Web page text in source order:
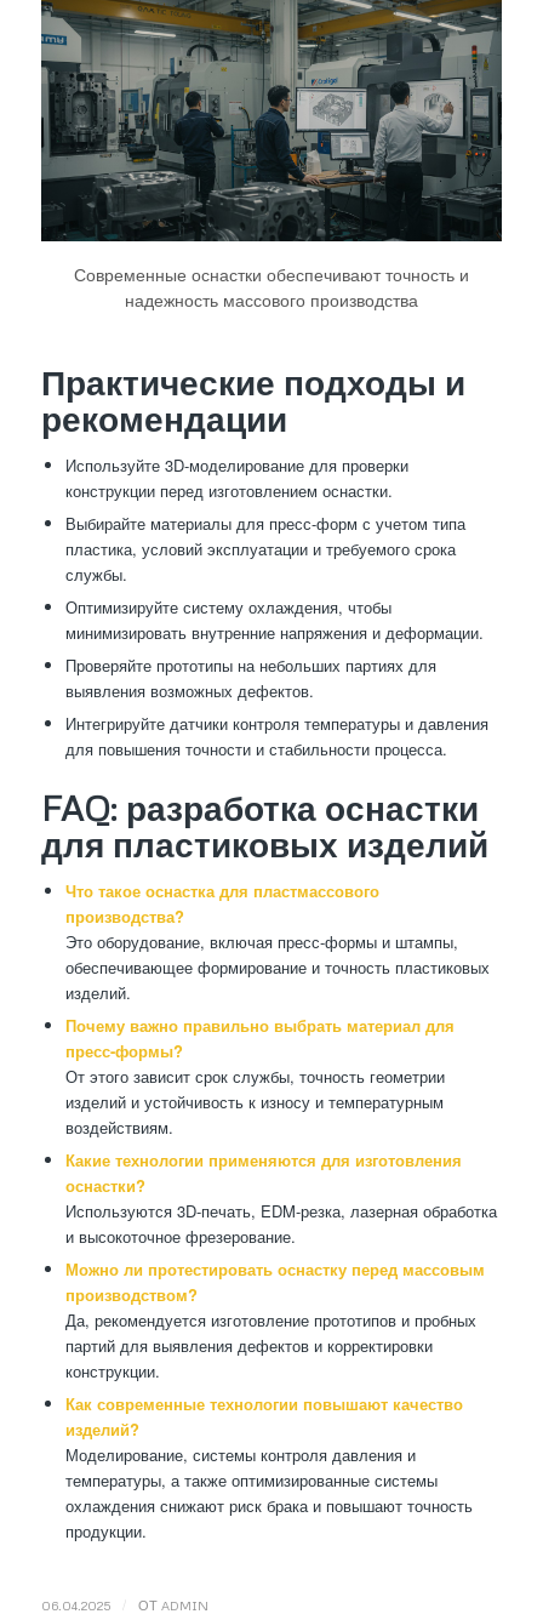
Современные оснастки обеспечивают точность и
надежность массового производства
Практические подходы и
рекомендации
Используйте 3D-моделирование для проверки
конструкции перед изготовлением оснастки.
Выбирайте материалы для пресс-форм с учетом типа
пластика, условий эксплуатации и требуемого срока
службы.
Оптимизируйте систему охлаждения, чтобы
минимизировать внутренние напряжения и деформации.
Проверяйте прототипы на небольших партиях для
выявления возможных дефектов.
Интегрируйте датчики контроля температуры и давления
для повышения точности и стабильности процесса.
FAQ: разработка оснастки
для пластиковых изделий
Что такое оснастка для пластмассового
производства?
Это оборудование, включая пресс-формы и штампы,
обеспечивающее формирование и точность пластиковых
изделий.
Почему важно правильно выбрать материал для
пресс-формы?
От этого зависит срок службы, точность геометрии
изделий и устойчивость к износу и температурным
воздействиям.
Какие технологии применяются для изготовления
оснастки?
Используются 3D-печать, EDM-резка, лазерная обработка
и высокоточное фрезерование.
Можно ли протестировать оснастку перед массовым
производством?
Да, рекомендуется изготовление прототипов и пробных
партий для выявления дефектов и корректировки
конструкции.
Как современные технологии повышают качество
изделий?
Моделирование, системы контроля давления и
температуры, а также оптимизированные системы
охлаждения снижают риск брака и повышают точность
продукции.
06.04.2025 ОТ ADMIN